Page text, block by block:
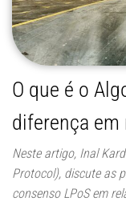
O que é o
diferença em
Neste artigo, Inal
Protocol), discute as
consenso LPoS em